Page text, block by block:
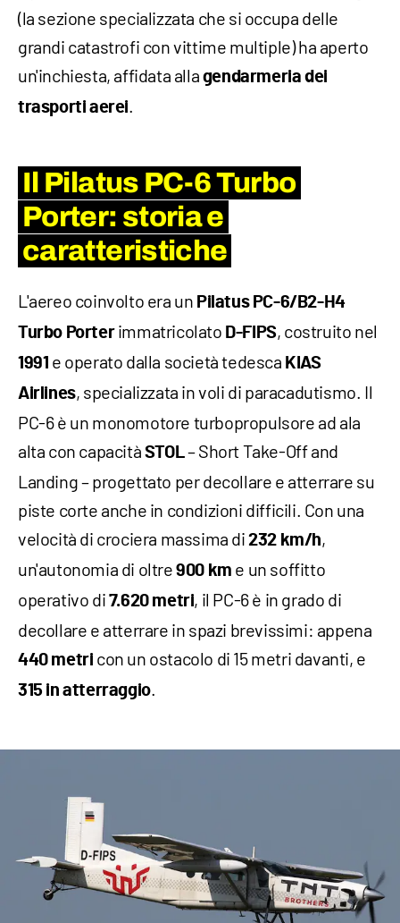
(la sezione specializzata che si occupa delle
grandi catastrofi con vittime multiple) ha aperto
un'inchiesta, affidata alla gendarmeria dei
trasporti aerei
Il Pilatus PC-6 Turbo
Porter: storia e
caratteristiche
L'aereo coinvolto era un Pilatus PC-6/B2-H4
Turbo Porterimmatricolato D-FIPS, costruito nel
1991 e operato dalla società tedesca KIAS
Airlines, specializzata in voli di paracadutismo. Il
PC-6 è un monomotore turbopropulsore ad ala
alta con capacità STOL– Short Take-Off and
Landing – progettato per decollare e atterrare su
piste corte anche in condizioni difficili. Con una
velocità di crociera massima di232 km/h,
un'autonomia di oltre900 km e un soffitto
operativo di 7.620 metri, il PC-6 è in grado di
decollare e atterrare in spazi brevissimi: appena
440 metri con un ostacolo di 15 metri davanti, e
315 in atterraggio.